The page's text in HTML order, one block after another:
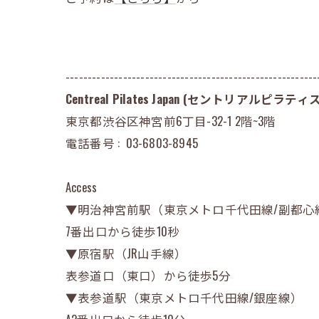
Centreal Pilates Japan (セントリアルピラティ
東京都渋谷区神宮前6丁目-32-1 2階~3階
電話番号 : 03-6803-8945
Access
▼明治神宮前駅（東京メトロ千代田線/副都心
7番出口から徒歩10秒
▼原宿駅（JR山手線）
表参道口（東口）から徒歩5分
▼表参道駅（東京メトロ千代田線/銀座線）